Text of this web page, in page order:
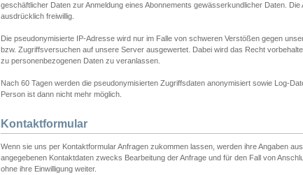
geschäftlicher Daten zur Anmeldung eines Abonnements gewässerkundlicher Daten.
ausdrücklich freiwillig.
Die pseudonymisierte IP-Adresse wird nur im Falle von schweren Verstößen gegen
bzw. Zugriffsversuchen auf unsere Server ausgewertet. Dabei wird das Recht
zu personenbezogenen Daten zu veranlassen.
Nach 60 Tagen werden die pseudonymisierten Zugriffsdaten anonymisiert sowie Log-
Person ist dann nicht mehr möglich.
Kontaktformular
Wenn sie uns per Kontaktformular Anfragen zukommen lassen, werden ihre Angaben
angegebenen Kontaktdaten zwecks Bearbeitung der Anfrage und für den Fall von
ohne ihre Einwilligung weiter.